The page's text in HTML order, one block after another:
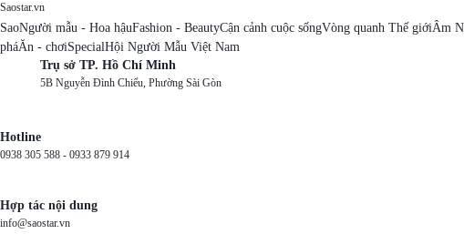
Saostar.vn
SaoNgười mẫu - Hoa hậuFashion - BeautyCận cảnh cuộc sốngVòng quanh Thế giớiÂm
pháĂn - chơiSpecialHội Người Mẫu Việt Nam
Trụ sở TP. Hồ Chí Minh
5B Nguyễn Đình Chiểu, Phường Sài Gòn
Hotline
0938 305 588 - 0933 879 914
Hợp tác nội dung
info@saostar.vn